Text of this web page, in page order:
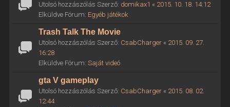
Utolsó hozzászólás Szerző: domikax1 « 2015. 10. 18. 14:12
Elküldve Fórum: Egyéb játékok
Trash Talk The Movie
Utolsó hozzászólás Szerző: CsabCharger« 2015. 09. 27.
16:28
Elküldve Fórum: Saját videó
gta V gameplay
Utolsó hozzászólás Szerző: CsabCharger« 2015. 08. 02.
12:44